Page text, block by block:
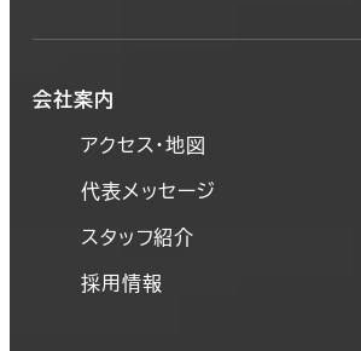
会社案内
アクセス・地図
代表メッセージ
スタッフ紹介
採用情報